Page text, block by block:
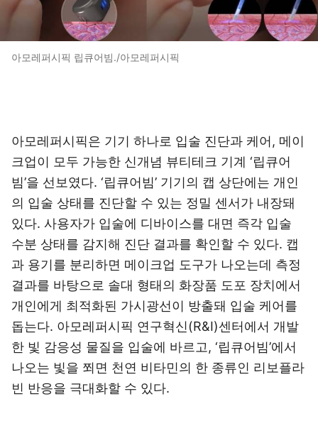
아모레퍼시픽 립큐어빔./아모레퍼시픽
아모레퍼시픽은 기기 하나로 입술 진단과 케어, 메이
크업이 모두 가능한 신개념 뷰티테크 기계 ‘립큐어
빔’을 선보였다. ‘립큐어빔’ 기기의 캡 상단에는 개인
의 입술 상태를 진단할 수 있는 정밀 센서가 내장돼
있다. 사용자가 입술에 디바이스를 대면 즉각 입술
수분 상태를 감지해 진단 결과를 확인할 수 있다. 캡
과 용기를 분리하면 메이크업 도구가 나오는데 측정
결과를 바탕으로 솔대 형태의 화장품 도포 장치에서
개인에게 최적화된 가시광선이 방출돼 입술 케어를
돕는다. 아모레퍼시픽 연구혁신(R&I)센터에서 개발
한 빛 감응성 물질을 입술에 바르고, ‘립큐어빔’에서
나오는 빛을 쬐면 천연 비타민의 한 종류인 리보플라
빈 반응을 극대화할 수 있다.